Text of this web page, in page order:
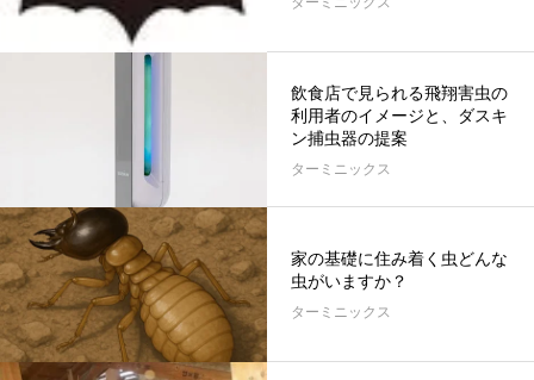
飲食店で見られる飛翔害虫の
利用者のイメージと、ダスキ
ン捕虫器の提案
ターミニックス
家の基礎に住み着く虫どんな
虫がいますか？
ターミニックス